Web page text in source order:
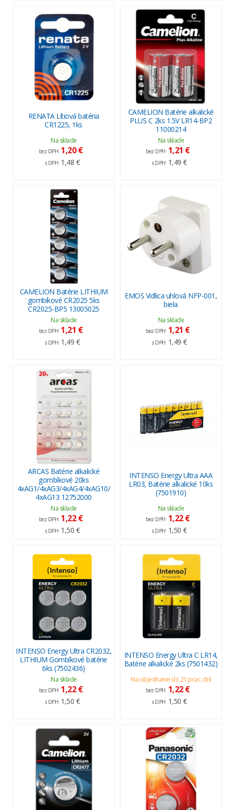
RENATA Lítiová batéria
CR1225, 1ks
Na sklade
bez DPH 1,20 €
s DPH 1,48 €
CAMELION Batérie alkalické
PLUS C 2ks 1.5V LR14-BP2
11000214
Na sklade
bez DPH 1,21 €
s DPH 1,49 €
CAMELION Batérie LITHIUM
gombíkové CR2025 5ks
CR2025-BP5 13005025
Na sklade
bez DPH 1,21 €
s DPH 1,49 €
EMOS Vidlica uhlová NFP-001,
biela
Na sklade
bez DPH 1,21 €
s DPH 1,49 €
ARCAS Batérie alkalické
gombíkové 20ks
4xAG1/4xAG3/4xAG4/4xAG10/
4xAG13 12752000
Na sklade
bez DPH 1,22 €
s DPH 1,50 €
INTENSO Energy Ultra AAA
LR03, Batérie alkalické 10ks
(7501910)
Na sklade
bez DPH 1,22 €
s DPH 1,50 €
INTENSO Energy Ultra CR2032,
LITHIUM Gombíkové batérie
6ks (7502436)
Na sklade
bez DPH 1,22 €
s DPH 1,50 €
INTENSO Energy Ultra C LR14,
Batérie alkalické 2ks (7501432)
Na objednanie do 21 prac. dní
bez DPH 1,22 €
s DPH 1,50 €